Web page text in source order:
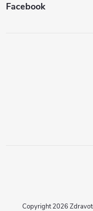
Facebook
Copyright 2026